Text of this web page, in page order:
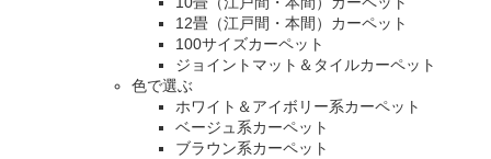
12畳（江戸間・本間）カーペット
100サイズカーペット
ジョイントマット＆タイルカーペット
色で選ぶ
ホワイト＆アイボリー系カーペット
ベージュ系カーペット
ブラウン系カーペット